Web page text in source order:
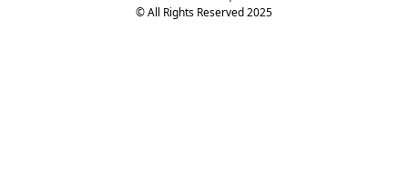
© All Rights Reserved 2025